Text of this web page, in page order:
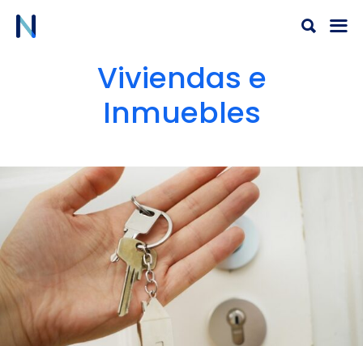
Viviendas e
Inmuebles